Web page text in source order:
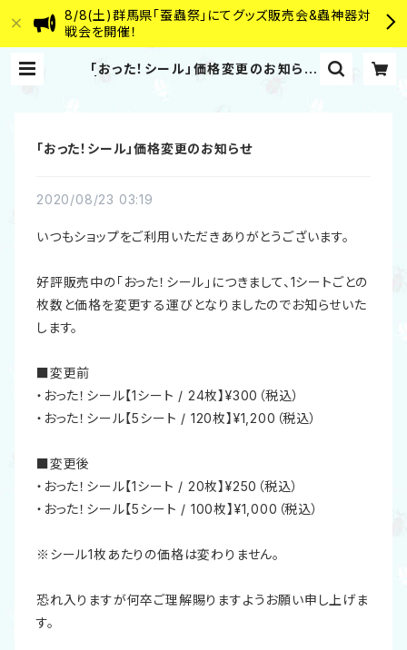
8/8(土)群馬県「蚕蟲祭」にてグッズ販売会&蟲神器対
戦会を開催！
「おった！シール」価格変更のお知らせ
「おった！シール」価格変更のお知らせ
2020/08/23 03:19
いつもショップをご利用いただきありがとうございます。
好評販売中の「おった！シール」につきまして、1シートごとの
枚数と価格を変更する運びとなりましたのでお知らせいた
します。
■変更前
・おった！シール【1シート / 24枚】¥300（税込）
・おった！シール【5シート / 120枚】¥1,200（税込）
■変更後
・おった！シール【1シート / 20枚】¥250（税込）
・おった！シール【5シート / 100枚】¥1,000（税込）
※シール1枚あたりの価格は変わりません。
恐れ入りますが何卒ご理解賜りますようお願い申し上げま
す。